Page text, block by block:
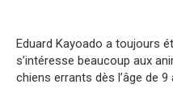
Eduard Kayoado a toujours
s’intéresse beaucoup aux
chiens errants dès l’âge de 9